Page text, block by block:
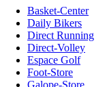
Basket-Center
Daily Bikers
Direct Running
Direct-Volley
Espace Golf
Foot-Store
Galope-Store